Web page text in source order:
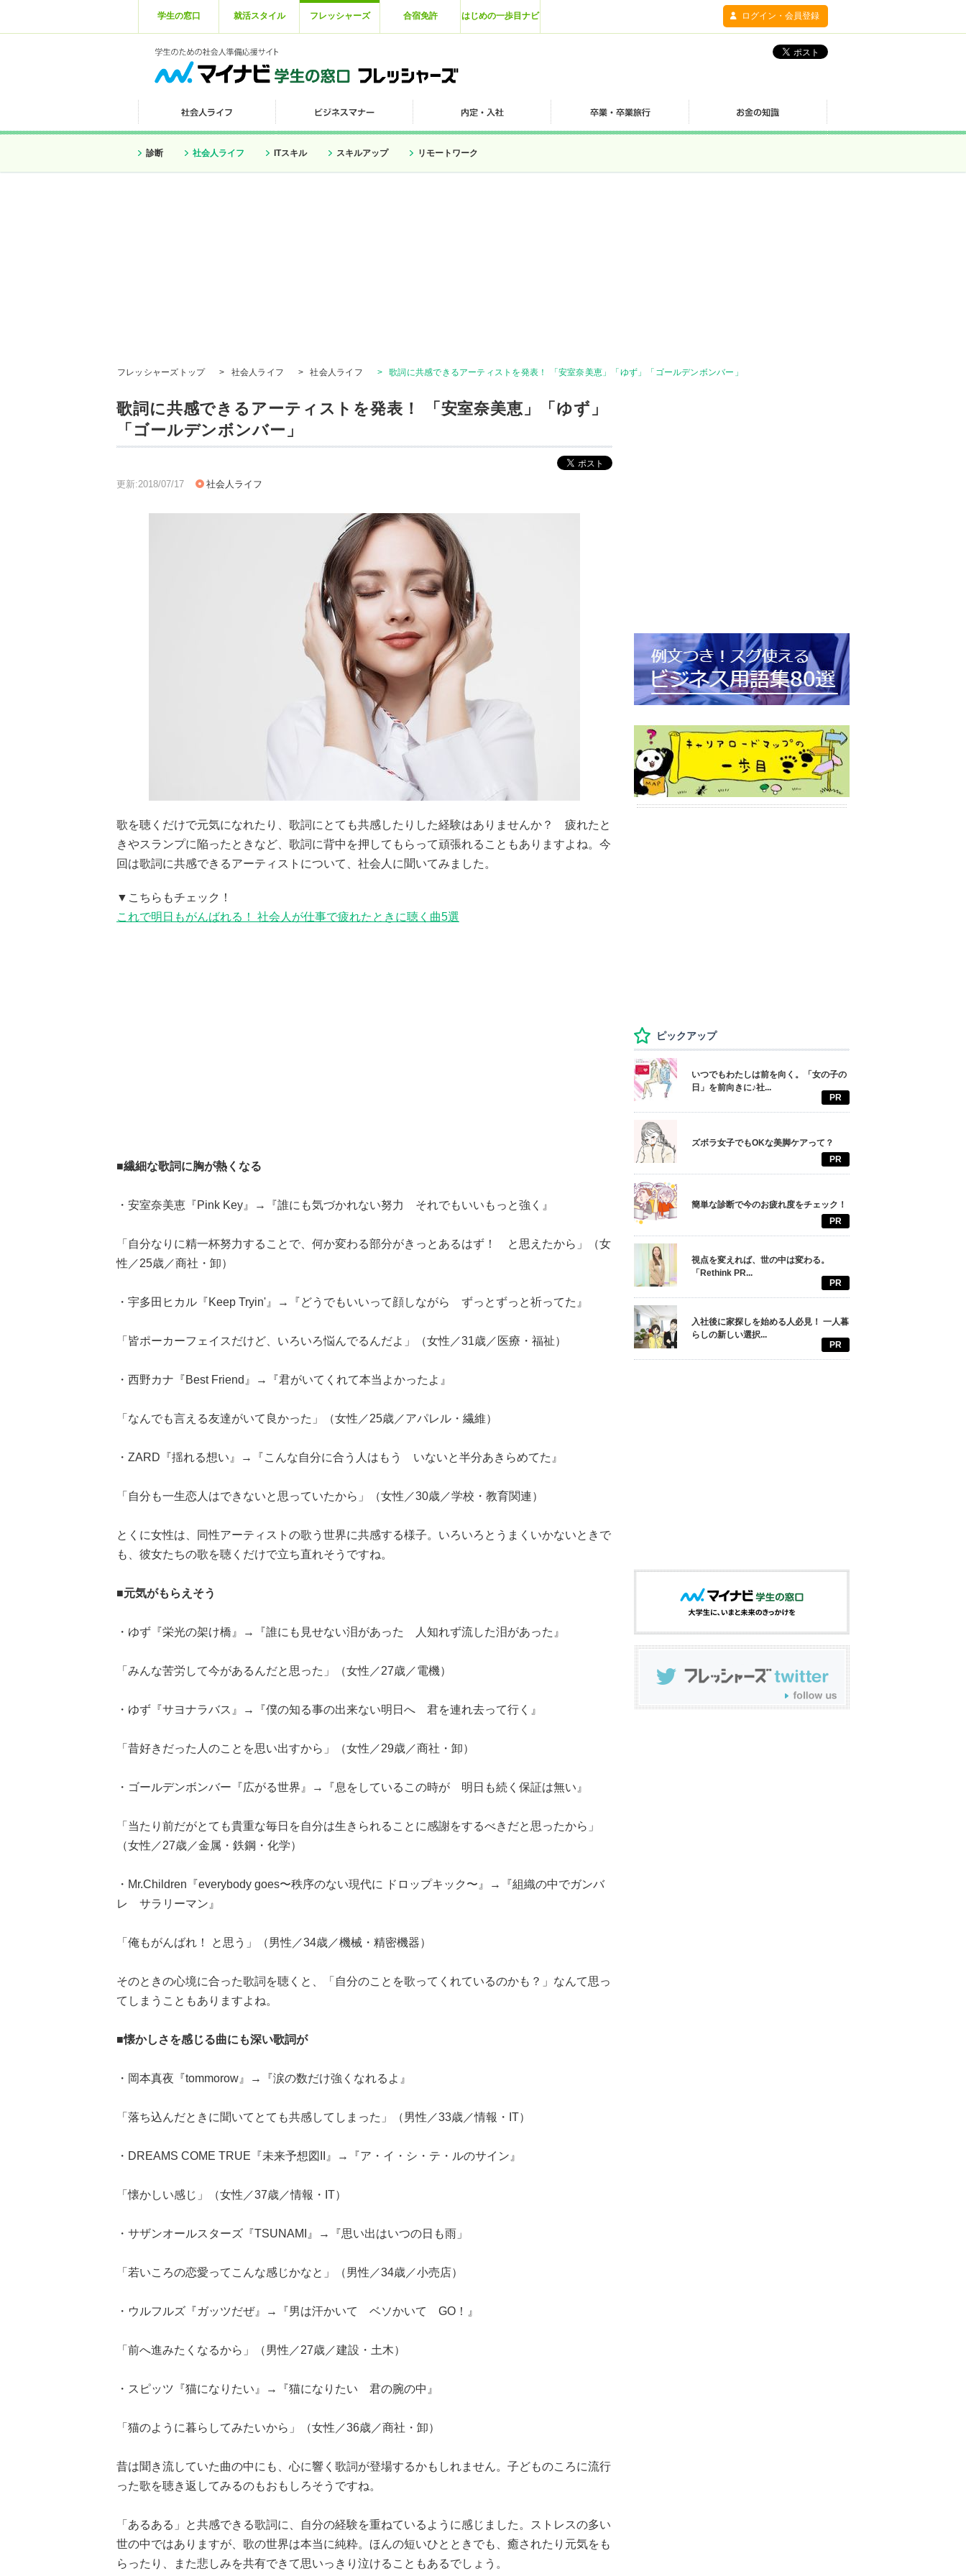
学生の窓口 就活スタイル フレッシャーズ 合宿免許 はじめの一歩目ナビ ログイン・会員登録
診断 社会人ライフ ITスキル スキルアップ リモートワーク
フレッシャーズトップ > 社会人ライフ > 社会人ライフ > 歌詞に共感できるアーティストを発表！ 「安室奈美恵」「ゆず」「ゴールデンボンバー」
歌詞に共感できるアーティストを発表！ 「安室奈美恵」「ゆず」
「ゴールデンボンバー」
更新:2018/07/17 社会人ライフ
歌を聴くだけで元気になれたり、歌詞にとても共感したりした経験はありませんか？ 疲れたと
きやスランプに陥ったときなど、歌詞に背中を押してもらって頑張れることもありますよね。今
回は歌詞に共感できるアーティストについて、社会人に聞いてみました。
▼こちらもチェック！
これで明日もがんばれる！ 社会人が仕事で疲れたときに聴く曲5選
■繊細な歌詞に胸が熱くなる
・安室奈美恵『Pink Key』→『誰にも気づかれない努力 それでもいいもっと強く』
「自分なりに精一杯努力することで、何か変わる部分がきっとあるはず！ と思えたから」（女
性／25歳／商社・卸）
・宇多田ヒカル『Keep Tryin'』→『どうでもいいって顔しながら ずっとずっと祈ってた』
「皆ポーカーフェイスだけど、いろいろ悩んでるんだよ」（女性／31歳／医療・福祉）
・西野カナ『Best Friend』→『君がいてくれて本当よかったよ』
「なんでも言える友達がいて良かった」（女性／25歳／アパレル・繊維）
・ZARD『揺れる想い』→『こんな自分に合う人はもう いないと半分あきらめてた』
「自分も一生恋人はできないと思っていたから」（女性／30歳／学校・教育関連）
とくに女性は、同性アーティストの歌う世界に共感する様子。いろいろとうまくいかないときで
も、彼女たちの歌を聴くだけで立ち直れそうですね。
■元気がもらえそう
・ゆず『栄光の架け橋』→『誰にも見せない泪があった 人知れず流した泪があった』
「みんな苦労して今があるんだと思った」（女性／27歳／電機）
・ゆず『サヨナラバス』→『僕の知る事の出来ない明日へ 君を連れ去って行く』
「昔好きだった人のことを思い出すから」（女性／29歳／商社・卸）
・ゴールデンボンバー『広がる世界』→『息をしているこの時が 明日も続く保証は無い』
「当たり前だがとても貴重な毎日を自分は生きられることに感謝をするべきだと思ったから」
（女性／27歳／金属・鉄鋼・化学）
・Mr.Children『everybody goes〜秩序のない現代に ドロップキック〜』→『組織の中でガンバ
レ サラリーマン』
「俺もがんばれ！ と思う」（男性／34歳／機械・精密機器）
そのときの心境に合った歌詞を聴くと、「自分のことを歌ってくれているのかも？」なんて思っ
てしまうこともありますよね。
■懐かしさを感じる曲にも深い歌詞が
・岡本真夜『tommorow』→『涙の数だけ強くなれるよ』
「落ち込んだときに聞いてとても共感してしまった」（男性／33歳／情報・IT）
・DREAMS COME TRUE『未来予想図II』→『ア・イ・シ・テ・ルのサイン』
「懐かしい感じ」（女性／37歳／情報・IT）
・サザンオールスターズ『TSUNAMI』→『思い出はいつの日も雨」
「若いころの恋愛ってこんな感じかなと」（男性／34歳／小売店）
・ウルフルズ『ガッツだぜ』→『男は汗かいて ベソかいて GO！』
「前へ進みたくなるから」（男性／27歳／建設・土木）
・スピッツ『猫になりたい』→『猫になりたい 君の腕の中』
「猫のように暮らしてみたいから」（女性／36歳／商社・卸）
昔は聞き流していた曲の中にも、心に響く歌詞が登場するかもしれません。子どものころに流行
った歌を聴き返してみるのもおもしろそうですね。
「あるある」と共感できる歌詞に、自分の経験を重ねているように感じました。ストレスの多い
世の中ではありますが、歌の世界は本当に純粋。ほんの短いひとときでも、癒されたり元気をも
らったり、また悲しみを共有できて思いっきり泣けることもあるでしょう。
ピックアップ
いつでもわたしは前を向く。「女の子の
日」を前向きに♪社...
PR
ズボラ女子でもOKな美脚ケアって？
PR
簡単な診断で今のお疲れ度をチェック！
PR
視点を変えれば、世の中は変わる。
「Rethink PR...
PR
入社後に家探しを始める人必見！ 一人暮
らしの新しい選択...
PR